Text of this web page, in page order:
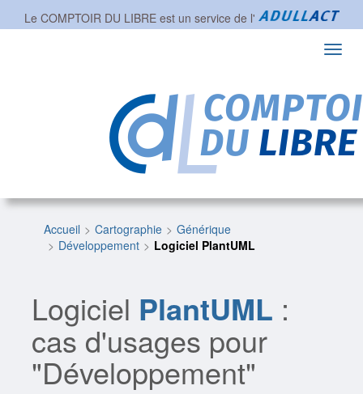
Le COMPTOIR DU LIBRE est un service de l'
Accueil Cartographie
Générique
Développement
Logiciel PlantUML
Logiciel PlantUML :
cas d'usages pour
"Développement"